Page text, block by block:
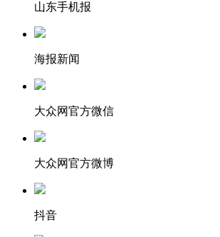
山东手机报
海报新闻
大众网官方微信
大众网官方微博
抖音